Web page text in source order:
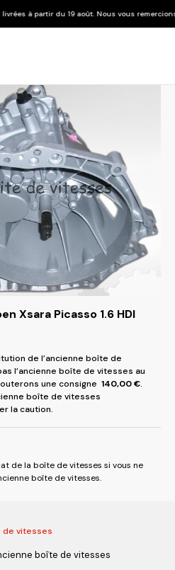
août. Nous vous remercions de votre
Xsara Picasso 1.6 HDI
de l’ancienne boîte de
l’ancienne boîte de vitesses au
une consigne 140,00€.
boîte de vitesses
la caution.
de la boîte de vitesses si vous ne
boîte de vitesses.
de vitesses
boîte de vitesses